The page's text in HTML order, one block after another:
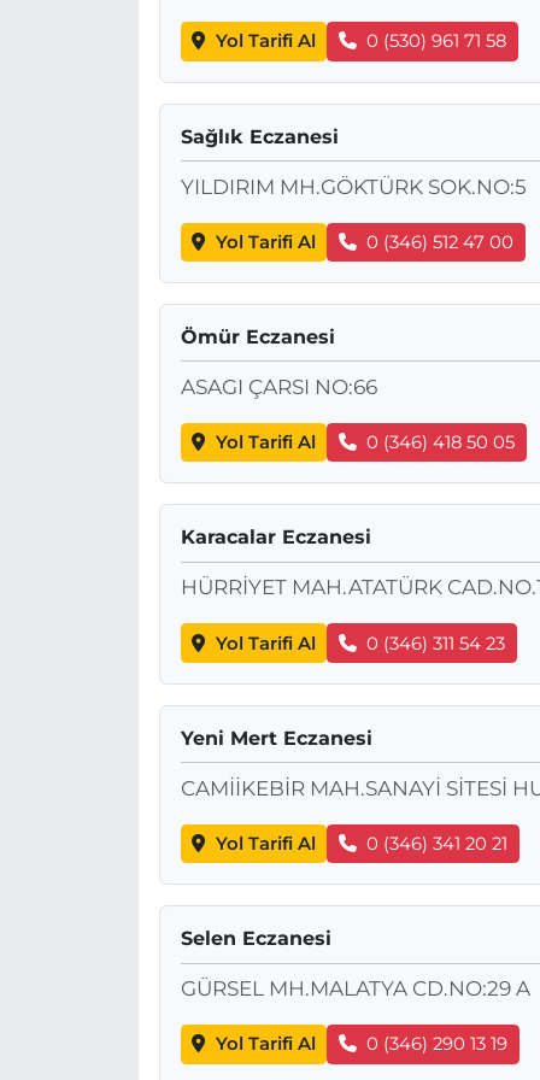
Yol Tarifi Al 0 (530) 961 71 58
Sağlık Eczanesi
YILDIRIM MH.GÖKTÜRK SOK.NO:5
Yol Tarifi Al 0 (346) 512 47 00
Ömür Eczanesi
ASAGI ÇARSI NO:66
Yol Tarifi Al 0 (346) 418 50 05
Karacalar Eczanesi
HÜRRİYET MAH.ATATÜRK
Yol Tarifi Al 0 (346) 311 54 23
Yeni Mert Eczanesi
CAMİİKEBİR MAH.SANAYİ SİTESİ
Yol Tarifi Al 0 (346) 341 20 21
Selen Eczanesi
GÜRSEL MH.MALATYA CD.NO:29 A
Yol Tarifi Al 0 (346) 290 13 19